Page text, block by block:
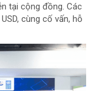
tại cộng đồng. Các
cùng cố vấn, hỗ